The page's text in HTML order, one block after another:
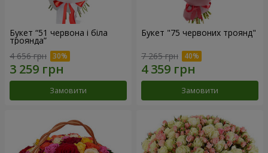
Букет “51 червона і біла
троянда”
4 656 грн
Замовити
Букет "75 червоних троянд"
7 265 грн
Замовити